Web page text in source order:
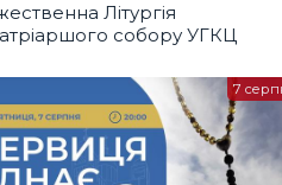
Літургія
собору УГКЦ
7